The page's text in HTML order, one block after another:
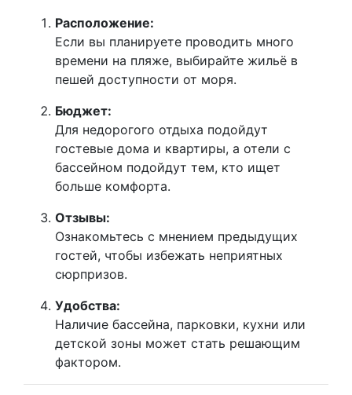
Расположение:
Если вы планируете проводить много
времени на пляже, выбирайте жильё в
пешей доступности от моря.
Бюджет:
Для недорогого отдыха подойдут
гостевые дома и квартиры, а отели с
бассейном подойдут тем, кто ищет
больше комфорта.
Отзывы:
Ознакомьтесь с мнением предыдущих
гостей, чтобы избежать неприятных
сюрпризов.
Удобства:
Наличие бассейна, парковки, кухни или
детской зоны может стать решающим
фактором.